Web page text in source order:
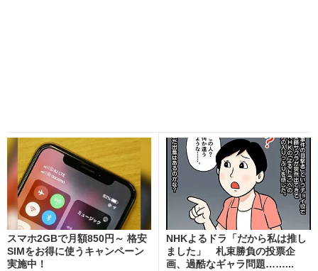
スマホ2GBで月額850円～ 格安
SIMをお得に使うキャンペーン
実施中！
NHKよるドラ「だから私は推し
ました」 札束勝負の投票企
画、過酷なギャラ問題……...